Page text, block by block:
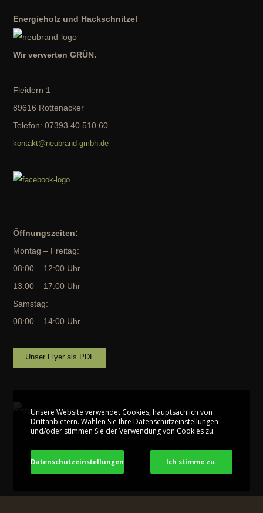
Energieholz und Hackschnitzel
Wir verwerten GRÜN.
Fleidern 1
89616 Rottenacker
Telefon: 07393 40 510 60
kontakt@neubrand-gmbh.de
Öffnungszeiten:
Montag – Freitag:
08:00 – 12:00 Uhr
13:00 – 17:00 Uhr
Samstag:
08:00 – 14:00 Uhr
Unser Flyer als PDF
Unsere Website verwendet Cookies, hauptsächlich von
Drittanbietern. Wählen Sie Ihre Datenschutzeinstellungen
und/oder stimmen Sie der Verwendung von Cookies zu.
Datenschutzeinstellungen Ich stimme zu.